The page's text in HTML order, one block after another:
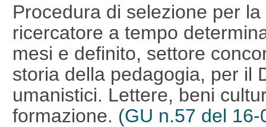
Procedura di selezione per
ricercatore a tempo
mesi e definito, settore
storia della pedagogia, per il
umanistici. Lettere, beni
formazione. (GU n.57 del